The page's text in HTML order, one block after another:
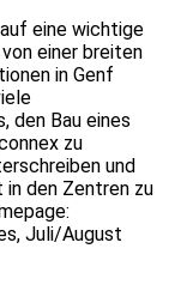
eine wichtige
einer breiten
in Genf
den Bau eines
zu
und
in den Zentren zu
Juli/August